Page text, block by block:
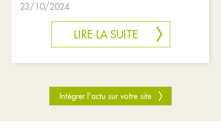
23/10/2024
LIRE LA SUITE
Intégrer l'actu sur votre site